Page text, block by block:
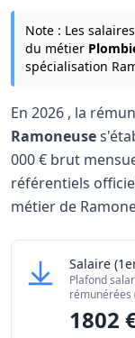
Note : Les
du métier
spécialisation
En 2026 , la
Ramoneuse
000 € brut
référentiels
métier de
Niveau
Salaire minimum
Salaire
Salaire
Plafond
rémunérées
1802